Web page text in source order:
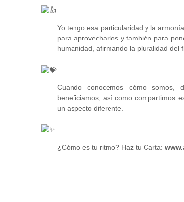
Yo tengo esa particularidad y la
para aprovecharlos y también para
humanidad, afirmando la pluralidad del
Cuando conocemos cómo somos,
beneficiamos, así como compartimos
un aspecto diferente.
¿Cómo es tu ritmo? Haz tu Carta: